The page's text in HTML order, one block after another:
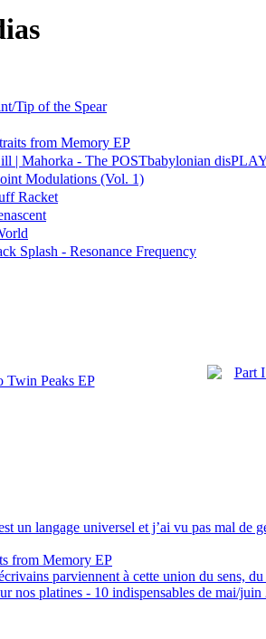
Tip of the Spear
from Memory EP
| Mahorka - The POSTbabylonian
Modulations (Vol. 1)
Racket
Splash - Resonance Frequency
un langage universel et j’ai vu pas mal de
from Memory EP
parviennent à cette union du sens,
nos platines - 10 indispensables de mai/